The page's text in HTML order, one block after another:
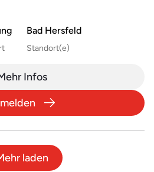
Bad Hersfeld
Standort(e)
Infos
laden